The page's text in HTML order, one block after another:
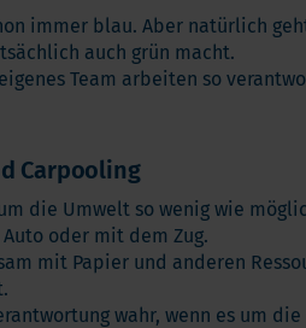
Protein-Produkte
Melatonin
DHEA
Methylenblau
Omega 3
Probiotika
Verdauungsenzyme
Vitalstoffe
immer blau. Aber natürlich
auch grün macht.
Team arbeiten so
Carpooling
die Umwelt so wenig wie
oder mit dem Zug.
mit Papier und anderen
wahr, wenn es um